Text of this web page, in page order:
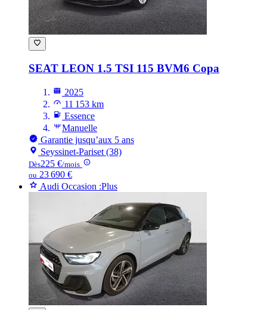
SEAT LEON 1.5 TSI 115 BVM6 Copa
2025
11 153 km
Essence
Manuelle
Garantie jusqu’aux 5 ans
Seyssinet-Pariset (38)
Dès225 €/mois
ou 23 690 €
Audi Occasion :Plus